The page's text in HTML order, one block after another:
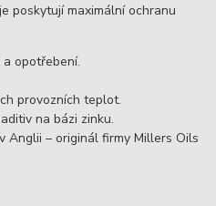
poskytují maximální ochranu
opotřebení.
provozních teplot.
na bázi zinku.
Anglii – originál firmy Millers Oils